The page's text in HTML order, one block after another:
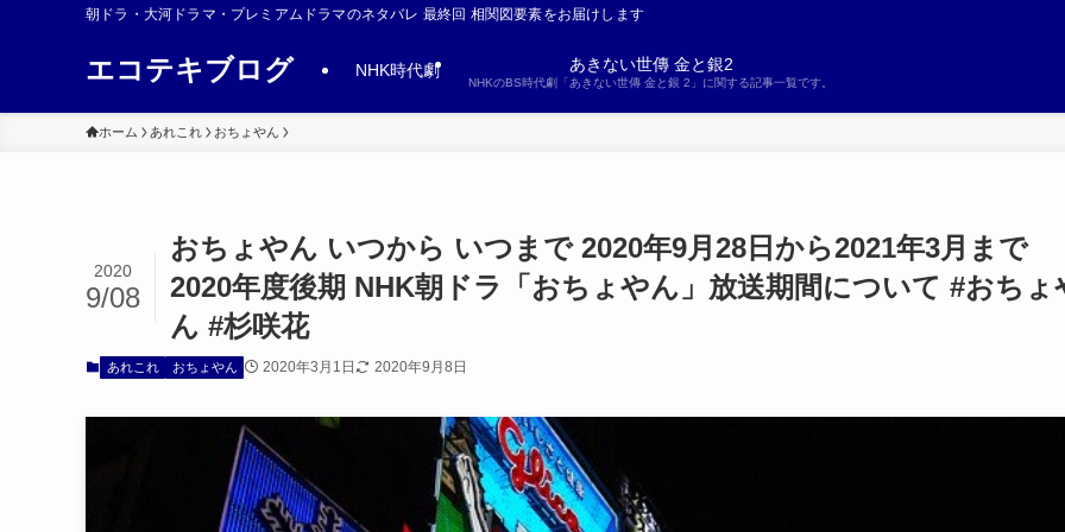
朝ドラ・大河ドラマ・プレミアムドラマのネタバレ 最終回 相関図要素をお届けします
エコテキブログ NHK時代劇 あきない世傳 金と銀2
NHKのBS時代劇「あきない世傳 金と銀 2」に関する記事一覧です。
ホーム あれこれ おちょやん
おちょやん いつから いつまで 2020年9月28日から2021年3月まで
2020年度後期 NHK朝ドラ「おちょやん」放送期間について #おちょ
ん #杉咲花
2020
9/08
あれこれ おちょやん 2020年3月1日 2020年9月8日